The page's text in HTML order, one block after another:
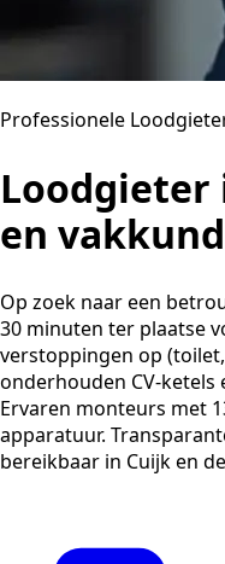
Professionele
Loodgieter
en
Op zoek naar een
30 minuten ter plaatse
verstoppingen op
onderhouden CV-
Ervaren monteurs met
apparatuur.
bereikbaar in Cuijk en